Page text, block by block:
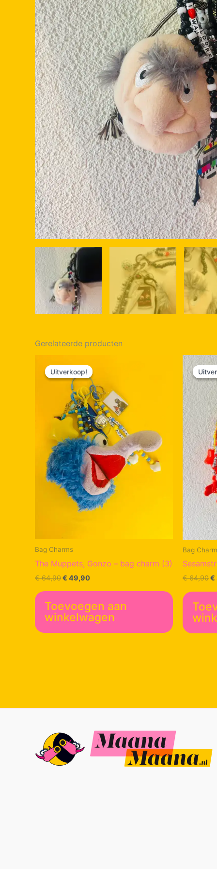
Gerelateerde producten
Uitverkoop!
Uitverkoop!
Bag Charms
The Muppets, Gonzo – bag charm (3)
€64,90Oorspronkelijke
€ 64,90.
€ 49,90Huidige
€ 49,90.
Toevoegen aan
winkelwagen
Bag
€64,90
€
€